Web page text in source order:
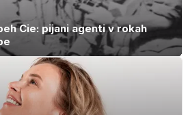
Cie: pijani agenti v rokah